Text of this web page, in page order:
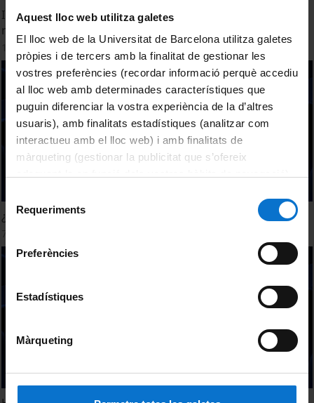
Aquest lloc web utilitza galetes
El lloc web de la Universitat de Barcelona utilitza galetes
pròpies i de tercers amb la finalitat de gestionar les
vostres preferències (recordar informació perquè accediu
al lloc web amb determinades característiques que
puguin diferenciar la vostra experiència de la d’altres
usuaris), amb finalitats estadístiques (analitzar com
interactueu amb el lloc web) i amb finalitats de
màrqueting (gestionar la publicitat que s’ofereix
consultar laPolítica de galetes del lloc web de la
Requeriments
Preferències
Estadístiques
Màrqueting
Influència de les variacions solars sobre el clima i el seu
registre històric. Ignasi Ribas
17 octubre, 2022
¿De qué manera nos afecta la actividad solar?